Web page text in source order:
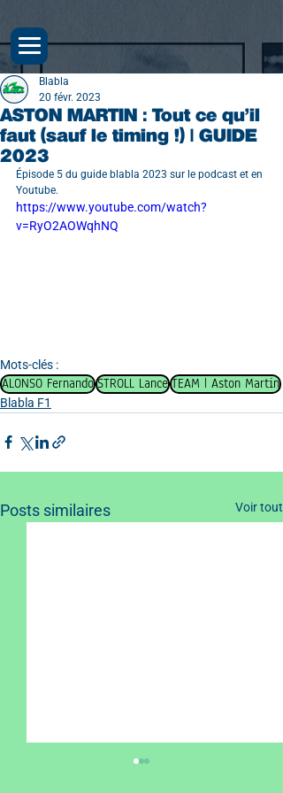
ASTON MARTIN : Tout ce qu’il
faut (sauf le timing !) | GUIDE
2023
Blabla
20 févr. 2023
Épisode 5 du guide blabla 2023 sur le podcast et en
Youtube.
https://www.youtube.com/watch?
v=RyO2AOWqhNQ
Mots-clés :
ALONSO Fernando STROLL Lance TEAM | Aston Martin
Blabla F1
Posts similaires Voir tout